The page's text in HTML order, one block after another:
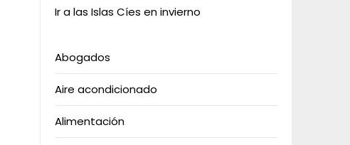
Ir a las Islas Cíes en invierno
Abogados
Aire acondicionado
Alimentación